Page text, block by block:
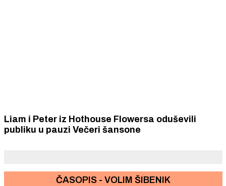
Liam i Peter iz Hothouse Flowersa oduševili
publiku u pauzi Večeri šansone
ČASOPIS - VOLIM ŠIBENIK